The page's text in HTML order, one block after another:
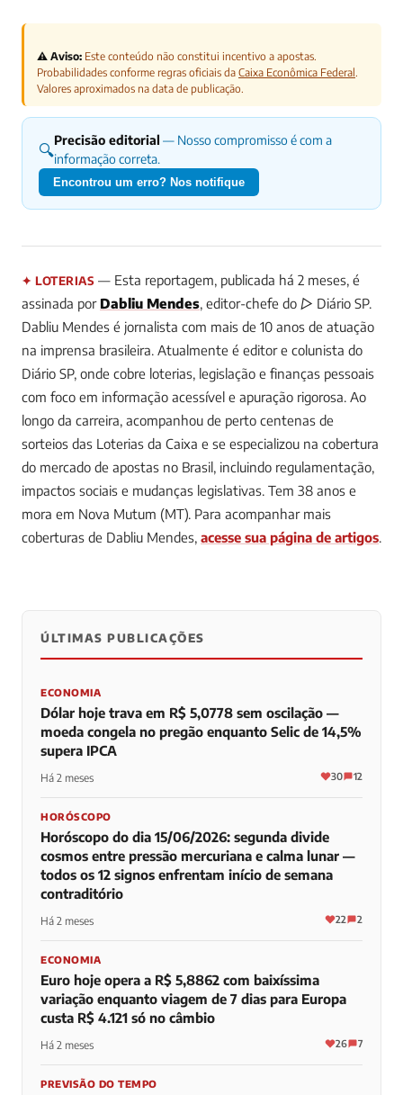
⚠️ Aviso: Este conteúdo não constitui incentivo a apostas.
Probabilidades conforme regras oficiais da Caixa Econômica Federal.
Valores aproximados na data de publicação.
🔍Precisão editorial — Nosso compromisso é com a
informação correta.
Encontrou um erro? Nos notifique
✦ LOTERIAS — Esta reportagem, publicada há 2 meses, é
assinada por Dabliu Mendes, editor-chefe do ▷ Diário SP.
Dabliu Mendes é jornalista com mais de 10 anos de atuação
na imprensa brasileira. Atualmente é editor e colunista do
Diário SP, onde cobre loterias, legislação e finanças pessoais
com foco em informação acessível e apuração rigorosa. Ao
longo da carreira, acompanhou de perto centenas de
sorteios das Loterias da Caixa e se especializou na cobertura
do mercado de apostas no Brasil, incluindo regulamentação,
impactos sociais e mudanças legislativas. Tem 38 anos e
mora em Nova Mutum (MT). Para acompanhar mais
coberturas de Dabliu Mendes, acesse sua página de artigos.
0 0 0
ÚLTIMAS PUBLICAÇÕES
ECONOMIA
Dólar hoje trava em R$ 5,0778 sem oscilação —
moeda congela no pregão enquanto Selic de 14,5%
supera IPCA
Há 2 meses 30 12
HORÓSCOPO
Horóscopo do dia 15/06/2026: segunda divide
cosmos entre pressão mercuriana e calma lunar —
todos os 12 signos enfrentam início de semana
contraditório
Há 2 meses 22 2
ECONOMIA
Euro hoje opera a R$ 5,8862 com baixíssima
variação enquanto viagem de 7 dias para Europa
custa R$ 4.121 só no câmbio
Há 2 meses 26 7
PREVISÃO DO TEMPO